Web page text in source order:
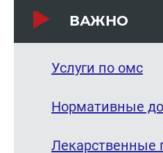
ВАЖНО
Услуги по омс
Нормативные
Лекарственные